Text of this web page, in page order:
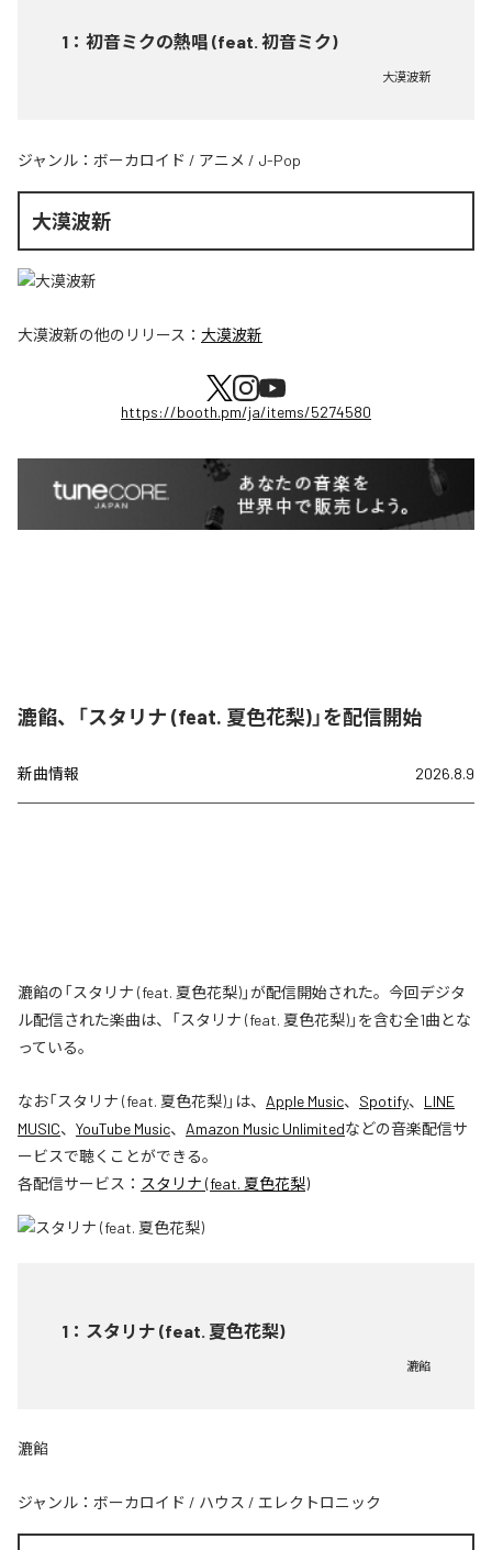
1 ： 初音ミクの熱唱 (feat. 初音ミク)
大漠波新
ジャンル： ボーカロイド / アニメ / J-Pop
大漠波新
大漠波新の他のリリース： 大漠波新
https://booth.pm/ja/items/5274580
漉餡、「スタリナ (feat. 夏色花梨)」を配信開始
新曲情報 2026.8.9
漉餡の「スタリナ (feat. 夏色花梨)」が配信開始された。今回デジタ
ル配信された楽曲は、「スタリナ (feat. 夏色花梨)」を含む全1曲とな
っている。
なお「スタリナ (feat. 夏色花梨)」は、 Apple Music、 Spotify、 LINE
MUSIC、 YouTube Music、 Amazon Music Unlimitedなどの音楽配信サ
ービスで聴くことができる。
各配信サービス： スタリナ (feat. 夏色花梨)
1 ： スタリナ (feat. 夏色花梨)
漉餡
漉餡
ジャンル： ボーカロイド / ハウス / エレクトロニック